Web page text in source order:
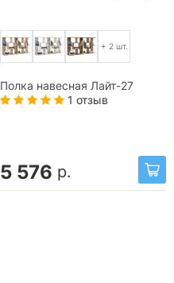
+ 2 шт.
Полка навесная Лайт-27
1 отзыв
5 576 р.